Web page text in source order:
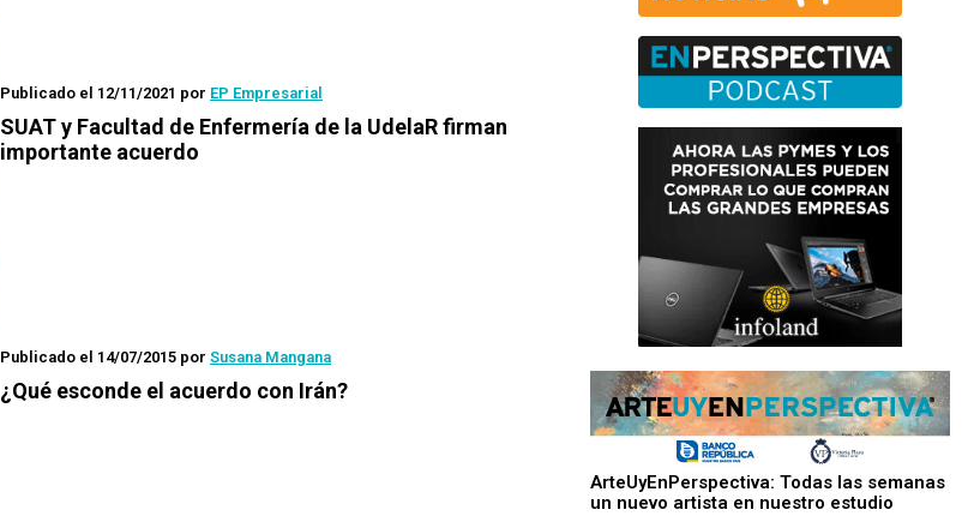
Publicado el 12/11/2021 por EP Empresarial
SUAT y Facultad de Enfermería de la UdelaR firman
importante acuerdo
Publicado el 14/07/2015 por Susana Mangana
¿Qué esconde el acuerdo con Irán?
ArteUyEnPerspectiva: Todas las semanas
un nuevo artista en nuestro estudio